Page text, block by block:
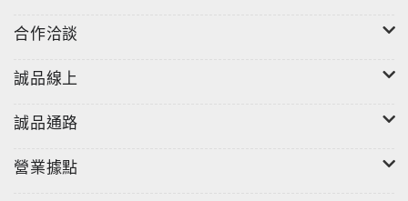
合作洽談
誠品線上
誠品通路
營業據點